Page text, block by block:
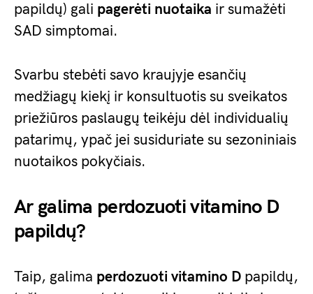
papildų) gali pagerėti nuotaika ir sumažėti
SAD simptomai.
Svarbu stebėti savo kraujyje esančių
medžiagų kiekį ir konsultuotis su sveikatos
priežiūros paslaugų teikėju dėl individualių
patarimų, ypač jei susiduriate su sezoniniais
nuotaikos pokyčiais.
Ar galima perdozuoti vitamino D
papildų?
Taip, galima perdozuoti vitamino D papildų,